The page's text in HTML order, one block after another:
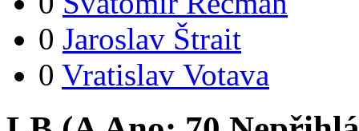
0 Jaroslav Štrait
0 Vratislav Votava